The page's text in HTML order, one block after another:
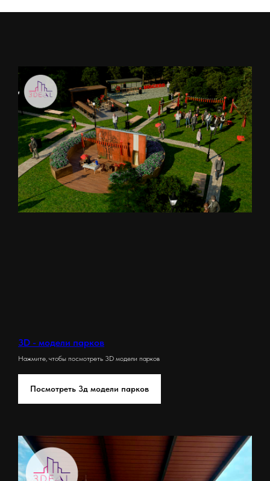
3D - модели парков
Нажмите, чтобы посмотреть 3D модели парков
Посмотреть 3д модели парков